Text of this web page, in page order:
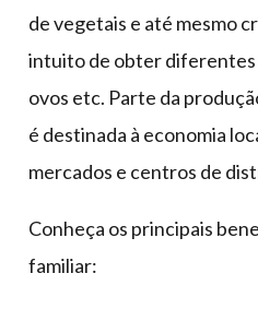
de vegetais e até mesmo
intuito de obter diferentes
ovos etc. Parte da
é destinada à economia
mercados e centros de
Conheça os principais
familiar: